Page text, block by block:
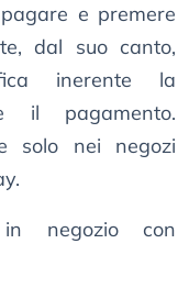
e premere
dal suo canto,
inerente la
il pagamento.
solo nei negozi
in negozio con